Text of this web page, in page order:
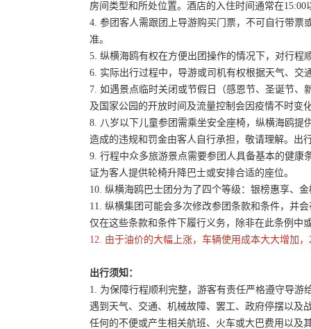
房间类型和所处位置。酒店的入住时间通常在15:00
4. 参团客人需跟团上导游购买门票，不可自行带票
准。
5. 纵横海鸥有权在方便出团操作的情况下，对行
6. 实际出行过程中，导游或司机有权根据天气、
7. 如遇景点临时关闭或节假日（感恩节、圣诞节
及国家公园的开放时间及流量控制会因疫情不时变
8. 八岁以下儿童参团需乘坐安全座椅，纵横海鸥提
造成的违规和罚金由客人自行承担，敬请理解。出
9. 行程中众多旅游景点需要参团人具备基本的健
证为客人提供轮椅升降巴士或安排合适的座位。
10. 纵横海鸥巴士团分为了四个等级：银榜惠享、
11. 纵横集团可能会多次修改参团条款和条件，并
仅在这些条款和条件下履行义务，除非在此条例中
12. 由于油价的大幅上涨，车辆使用成本大大增加
出行须知：
1. 为保障行程顺利完整，游客有责任严格遵守导
遇到天气、交通、机械故障、罢工、政府停摆以及
任何的不便或产生相关航班、火车或大巴费用以及